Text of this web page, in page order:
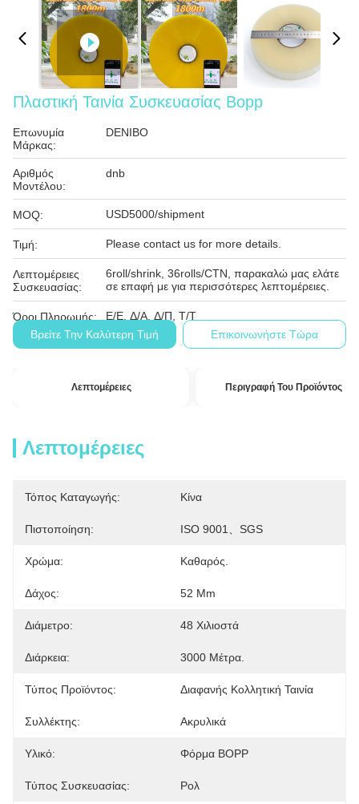
Πλαστική Ταινία Συσκευασίας Bopp
Επωνυμία
Μάρκας:
DENIBO
Αριθμός
Μοντέλου:
dnb
MOQ: USD5000/shipment
Τιμή: Please contact us for more details.
Λεπτομέρειες
Συσκευασίας:
6roll/shrink, 36rolls/CTN, παρακαλώ μας ελάτε
σε επαφή με για περισσότερες λεπτομέρειες.
Όροι Πληρωμής:
Ε/Ε, Δ/Α, Δ/Π, Τ/Τ
Βρείτε Την Καλύτερη Τιμή
Επικοινωνήστε Τώρα
Λεπτομέρειες Περιγραφή Του Προϊόντος
Λεπτομέρειες
Τόπος Καταγωγής: Κίνα
Πιστοποίηση: ISO 9001、SGS
Χρώμα: Καθαρός.
Δάχος: 52 Μm
Διάμετρο: 48 Χιλιοστά
Διάρκεια: 3000 Μέτρα.
Τύπος Προϊόντος: Διαφανής Κολλητική Ταινία
Συλλέκτης: Ακρυλικά
Υλικό: Φόρμα BOPP
Τύπος Συσκευασίας: Ρολ